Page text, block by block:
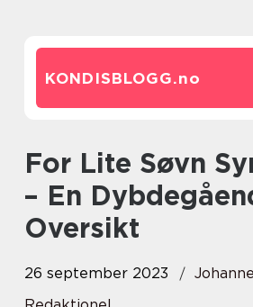
KONDISBLOGG.no
For Lite Søvn Symptomer
– En
Oversikt
26 september 2023